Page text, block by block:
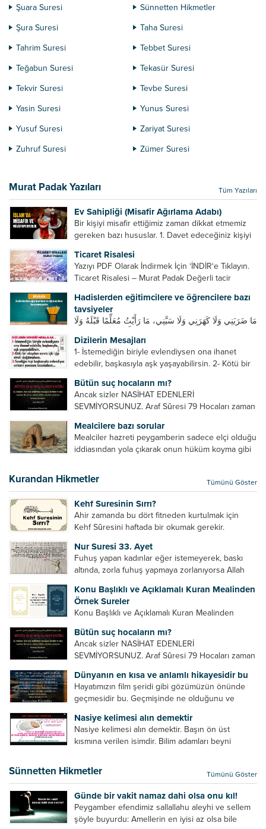
Şuara Suresi
Sünnetten Hikmetler
Şura Suresi
Taha Suresi
Tahrim Suresi
Tebbet Suresi
Teğabun Suresi
Tekasür Suresi
Tekvir Suresi
Tevbe Suresi
Yasin Suresi
Yunus Suresi
Yusuf Suresi
Zariyat Suresi
Zuhruf Suresi
Zümer Suresi
Murat Padak Yazıları Tüm Yazıları
Ev Sahipliği (Misafir Ağırlama Adabı)
Bir kişiyi misafir ettiğimiz zaman dikkat etmemiz
gereken bazı hususlar. 1. Davet edeceğiniz kişiyi
önce, bir hafta önce veya gün içinde davet edin....
Ticaret Risalesi
Yazıyı PDF Olarak İndirmek İçin ‘İNDİR‘e Tıklayın.
Ticaret Risalesi – Murat Padak Değerli tacir
ticaret yapmaktır. Peygamber efendimiz de ticaret
yapmıştır. Hz. Hatice...
Hadislerden eğitimcilere ve öğrencilere bazı
tavsiyeler
مَا ضَرَبَنِي وَلَا كَهَرَنِي وَلَا سَبَّنِي، مَا رَأَيْتُ مُعَلِّمًا قَبْلَهُ وَلَا
ve sellem beni dövmedi, azarlamadı ve bana
sövmedi. Ben ne ondan önce...
Dizilerin Mesajları
1- İstemediğin biriyle evlendiysen ona ihanet
edebilir, başkasıyla aşk yaşayabilirsin. 2- Kötü bir
Sevdiğin kişi başkasıyla evlendiyse onların
yuvasını bozmalısın. 4- Hiçbir dizide...
Bütün suç hocaların mı?
Ancak sizler NASİHAT EDENLERİ
SEVMİYORSUNUZ. Araf Sûresi 79 Hocaları zaman
geliştirmeleri hususunda bazen açık bazen gizli
tenkitlerde bulunmuşuzdur. Örneğin hocalarda
olması gereken hususları sıralar ve...
Mealcilere bazı sorular
Mealciler hazreti peygamberin sadece elçi olduğu
iddiasından yola çıkarak onun hüküm koyma gibi
elçilik yaptığı makam adına teşri yapamaz. Sadece
elçi kelimesinin manasından...
Kurandan Hikmetler Tümünü Göster
Kehf Suresinin Sırrı?
Ahir zamanda bu dört fitneden kurtulmak için
Kehf Sûresini haftada bir okumak gerekir.
din algısı, yanlış din öğreten hoca algısını yenmek
vb. Dini doğru...
Nur Suresi 33. Ayet
Fuhuş yapan kadınlar eğer istemeyerek, baskı
altında, zorla fuhuş yapmaya zorlanıyorsa Allah
cariyelerinizi dünya hayatının menfaatini elde
etmek için fuhuş yapmaya zorlamayın. Her...
Konu Başlıklı ve Açıklamalı Kuran Mealinden
Örnek Sureler
Konu Başlıklı ve Açıklamalı Kuran Mealinden
Bütün suç hocaların mı?
Ancak sizler NASİHAT EDENLERİ
SEVMİYORSUNUZ. Araf Sûresi 79 Hocaları zaman
geliştirmeleri hususunda bazen açık bazen gizli
tenkitlerde bulunmuşuzdur. Örneğin hocalarda
olması gereken hususları sıralar ve...
Dünyanın en kısa ve anlamlı hikayesidir bu
Hayatımızın film şeridi gibi gözümüzün önünde
geçmesidir bu. Geçmişinde ne olduğunu ve
âyetlere baksın. Hayatı özetler misin sorusuna
verilebilecek en kısa ve bir o...
Nasiye kelimesi alın demektir
Nasiye kelimesi alın demektir. Başın ön üst
kısmına verilen isimdir. Bilim adamları beyni
Beynin ön kısmında bulunan bölüme ön bellek
denir. Bu kısım insan vücudunda...
Sünnetten Hikmetler Tümünü Göster
Günde bir vakit namaz dahi olsa onu kıl!
Peygamber efendimiz sallallahu aleyhi ve sellem
şöyle buyurdu: Amellerin en iyisi az olsa bile